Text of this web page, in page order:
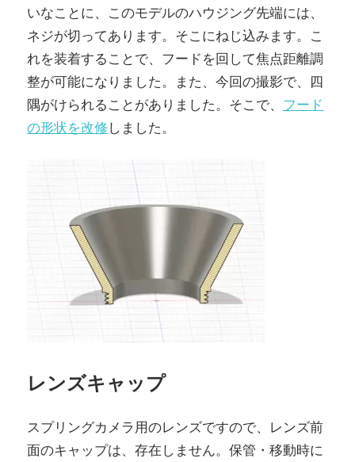
いなことに、このモデルのハウジング先端には、
ネジが切ってあります。そこにねじ込みます。こ
れを装着することで、フードを回して焦点距離調
整が可能になりました。また、今回の撮影で、四
隅がけられることがありました。そこで、 フード
の形状を改修しました。
レンズキャップ
スプリングカメラ用のレンズですので、レンズ前
面のキャップは、存在しません。保管・移動時に